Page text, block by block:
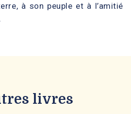
à son peuple et à l’amitié
livres